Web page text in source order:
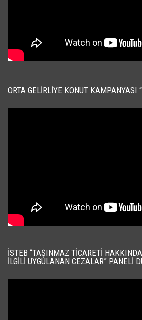
ORTA GELIRLIYE KONUT KAMPANYASI
İSTEB “TAŞINMAZ TICARETI
İLGILI UYGULANAN CEZALAR” PANELI